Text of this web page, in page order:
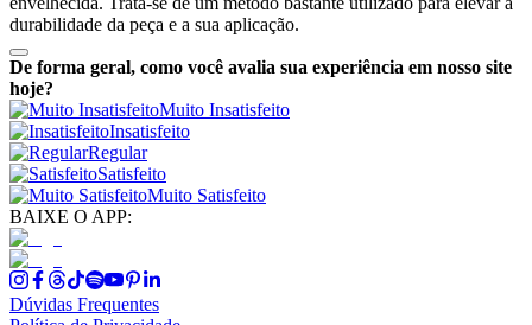
durabilidade da peça e a sua aplicação.
De forma geral, como você avalia sua experiência em nosso site
hoje?
Muito Insatisfeito
Insatisfeito
Regular
Satisfeito
Muito Satisfeito
BAIXE O APP:
Dúvidas Frequentes